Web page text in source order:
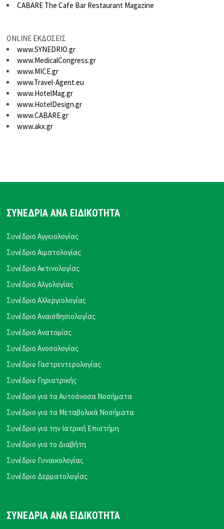
CABARE The Cafe Bar Restaurant Magazine
ONLINE ΕΚΔΟΣΕΙΣ
www.SYNEDRIO.gr
www.MedicalCongress.gr
www.MICE.gr
www.Travel-Agent.eu
www.HotelMag.gr
www.HotelDesign.gr
www.CABARE.gr
www.akx.gr
ΣΥΝΕΔΡΙΑ ΑΝΑ ΕΙΔΙΚΟΤΗΤΑ
Συνέδριο Αγγειολογίας
Συνέδριο Αιματολογίας
Συνέδριο Ακτινολογίας
Συνέδριο Αλγολογίας
Συνέδριο Αλλεργιολογίας
Συνέδριο Αναισθησιολογίας
Συνέδριο Ανατομίας
Συνέδριο Ανοσολογίας
Συνέδριο Γαστρεντερολογίας
Συνέδριο Γηριατρικής
Συνέδριο για τα Αυτοάνοσα Νοσήματα
Συνέδριο για τα Μεταβολικά Νοσήματα
Συνέδριο για την Ιατρική Επιστήμη
Συνέδριο για το Διαβήτη
Συνέδριο Γυναικολογίας
Συνέδριο Δερματολογίας
ΣΥΝΕΔΡΙΑ ΑΝΑ ΕΙΔΙΚΟΤΗΤΑ